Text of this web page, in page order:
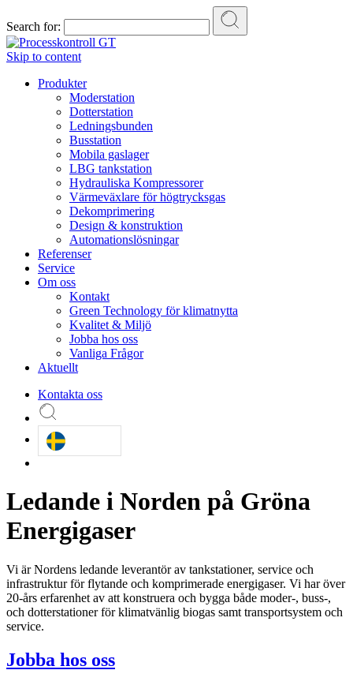
Search for:
Skip to content
Produkter
Moderstation
Dotterstation
Ledningsbunden
Busstation
Mobila gaslager
LBG tankstation
Hydrauliska Kompressorer
Värmeväxlare för högtrycksgas
Dekomprimering
Design & konstruktion
Automationslösningar
Referenser
Service
Om oss
Kontakt
Green Technology för klimatnytta
Kvalitet & Miljö
Jobba hos oss
Vanliga Frågor
Aktuellt
Kontakta oss
Ledande i Norden på Gröna
Energigaser
Vi är Nordens ledande leverantör av tankstationer, service och
infrastruktur för flytande och komprimerade energigaser. Vi har över
20-års erfarenhet av att konstruera och bygga både moder-, buss-,
och dotterstationer för klimatvänlig biogas samt transportsystem och
service.
Jobba hos oss